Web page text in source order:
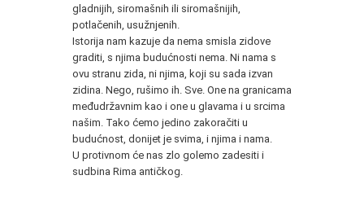
gladnijih, siromašnih ili siromašnijih,
potlačenih, usužnjenih.
Istorija nam kazuje da nema smisla zidove
graditi, s njima budućnosti nema. Ni nama s
ovu stranu zida, ni njima, koji su sada izvan
zidina. Nego, rušimo ih. Sve. One na granicama
međudržavnim kao i one u glavama i u srcima
našim. Tako ćemo jedino zakoračiti u
budućnost, donijet je svima, i njima i nama.
U protivnom će nas zlo golemo zadesiti i
sudbina Rima antičkog.